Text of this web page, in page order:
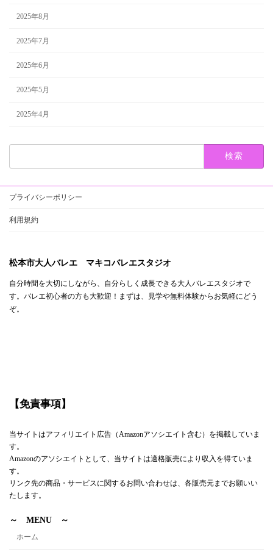
2025年8月
2025年7月
2025年6月
2025年5月
2025年4月
索:
プライバシーポリシー
利用規約
松本市大人バレエ マキコバレエスタジオ
自分時間を大切にしながら、自分らしく成長できる大人バレエスタジオで
す。バレエ初心者の方も大歓迎！まずは、見学や無料体験からお気軽にどう
ぞ。
【免責事項】
当サイトはアフィリエイト広告（Amazonアソシエイト含む）を掲載していま
す。
Amazonのアソシエイトとして、当サイトは適格販売により収入を得ていま
す。
リンク先の商品・サービスに関するお問い合わせは、各販売元までお願いい
たします。
～ MENU ～
ホーム